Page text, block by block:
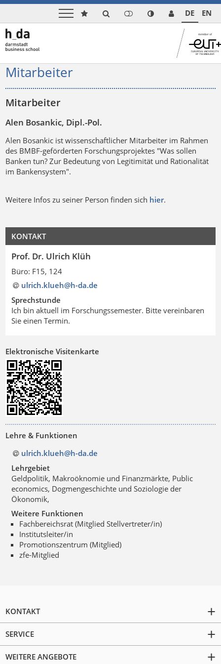
DE EN
Mitarbeiter
Mitarbeiter
Alen Bosankic, Dipl.-Pol.
Alen Bosankic ist wissenschaftlicher Mitarbeiter im Rahmen
des BMBF-geförderten Forschungsprojektes "Was sollen
Banken tun? Zur Bedeutung von Legitimität und Rationalität
im Bankensystem".
Weitere Infos zu seiner Person finden sich hier.
KONTAKT
Prof. Dr. Ulrich Klüh
Büro: F15, 124
ulrich.klueh@h-da.de
Sprechstunde
Ich bin aktuell im Forschungssemester. Bitte vereinbaren
Sie einen Termin.
Elektronische Visitenkarte
Lehre & Funktionen
ulrich.klueh@h-da.de
Lehrgebiet
Geldpolitik, Makroöknomie und Finanzmärkte, Public
economics, Dogmengeschichte und Soziologie der
Ökonomik,
Weitere Funktionen
Fachbereichsrat (Mitglied Stellvertreter/in)
Institutsleiter/in
Promotionszentrum (Mitglied)
zfe-Mitglied
KONTAKT
SERVICE
WEITERE ANGEBOTE